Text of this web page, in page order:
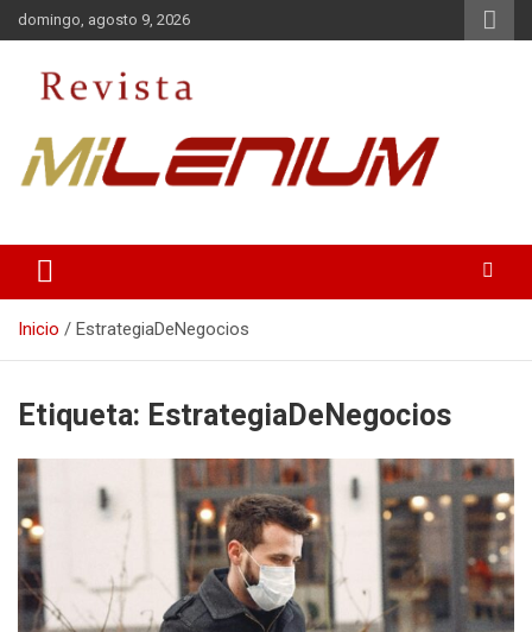
Saltar
al
domingo, agosto 9, 2026
Inicio EstrategiaDeNegocios
Etiqueta: EstrategiaDeNegocios